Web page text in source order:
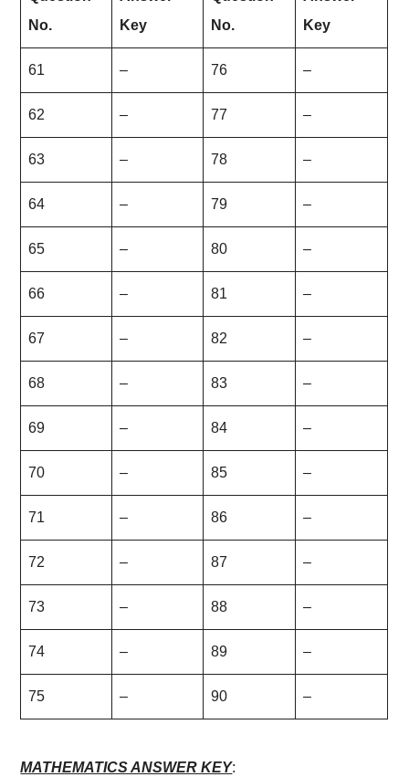
No.
Key
No.
Key
61 – 76 –
62 – 77 –
63 – 78 –
64 – 79 –
65 – 80 –
66 – 81 –
67 – 82 –
68 – 83 –
69 – 84 –
70 – 85 –
71 – 86 –
72 – 87 –
73 – 88 –
74 – 89 –
75 – 90 –
MATHEMATICS ANSWER KEY: